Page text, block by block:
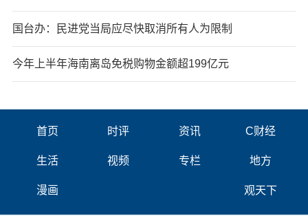
国台办：民进党当局应尽快取消所有人为限制
今年上半年海南离岛免税购物金额超199亿元
首页 时评 资讯 C财经
生活 视频 专栏 地方
漫画 观天下